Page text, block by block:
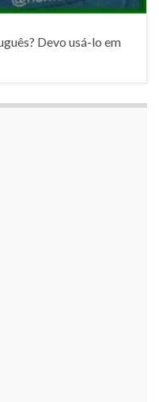
Devo usá-lo em